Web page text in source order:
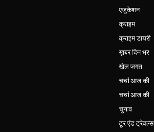
एजुकेशन
क्राइम
क्राइम डायरी
ख़बर दिन भर
खेल जगत
चर्चा आज की
चर्चा आज की
चुनाव
टूर एंड ट्रेवल्स